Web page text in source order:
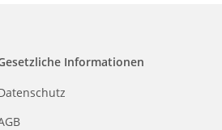
Informationen